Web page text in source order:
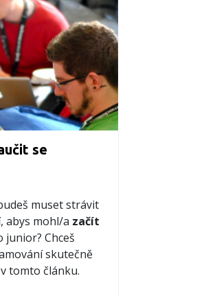
se
muset strávit
abys mohl/a začít
Chceš
skutečně
tomto článku.